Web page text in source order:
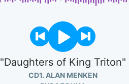
"Daughters of King Triton"
CD1. ALAN MENKEN